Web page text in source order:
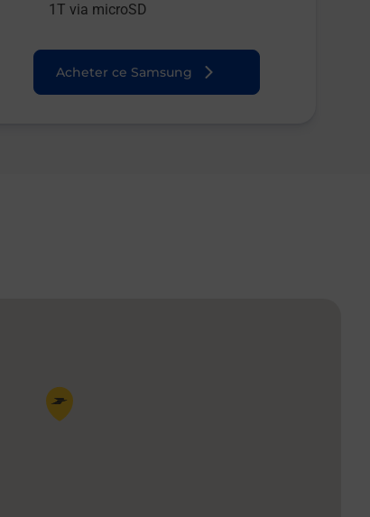
1T via microSD
Acheter ce Samsung
Pin de la carte